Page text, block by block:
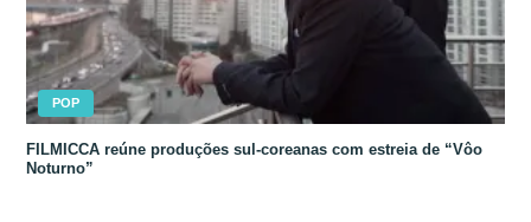
POP
FILMICCA reúne produções sul-coreanas com estreia de “Vôo
Noturno”